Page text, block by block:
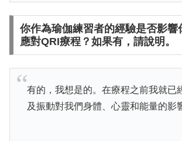
你作為瑜伽練習者的經驗是否影響
應對QRI療程？如果有，請說明。
有的，我想是的。在療程之前我就已
及振動對我們身體、心靈和能量的影